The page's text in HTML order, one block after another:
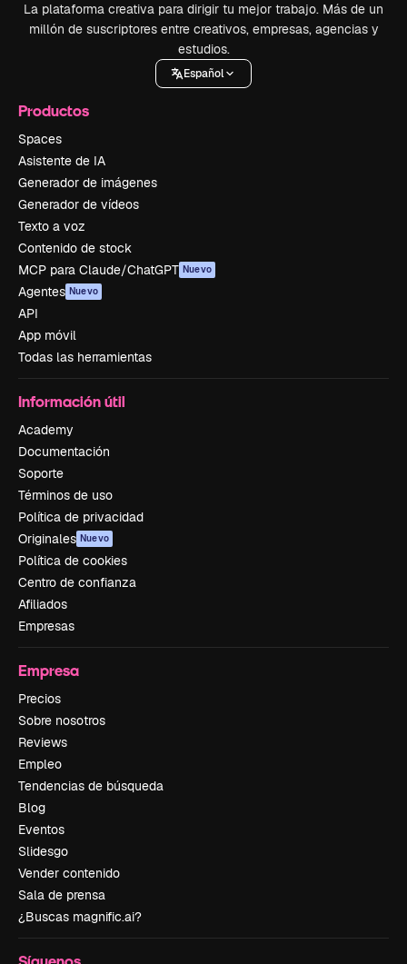
La plataforma creativa para dirigir tu mejor trabajo. Más de un
millón de suscriptores entre creativos, empresas, agencias y
estudios.
Español
Productos
Spaces
Asistente de IA
Generador de imágenes
Generador de vídeos
Texto a voz
Contenido de stock
MCP para Claude/ChatGPT Nuevo
Agentes Nuevo
API
App móvil
Todas las herramientas
Información útil
Academy
Documentación
Soporte
Términos de uso
Política de privacidad
Originales Nuevo
Política de cookies
Centro de confianza
Afiliados
Empresas
Empresa
Precios
Sobre nosotros
Reviews
Empleo
Tendencias de búsqueda
Blog
Eventos
Slidesgo
Vender contenido
Sala de prensa
¿Buscas magnific.ai?